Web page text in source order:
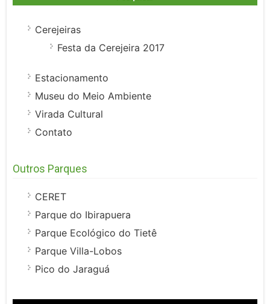
Cerejeiras
Festa da Cerejeira 2017
Estacionamento
Museu do Meio Ambiente
Virada Cultural
Contato
Outros Parques
CERET
Parque do Ibirapuera
Parque Ecológico do Tietê
Parque Villa-Lobos
Pico do Jaraguá